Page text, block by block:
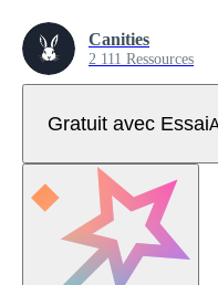
Canities
2 111 Ressources
Gratuit avec Essai